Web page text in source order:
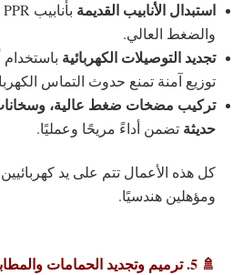
استبدال الأنابيب القديمة
والضغط العالي.
تجديد التوصيلات الكهربائية
توزيع آمنة تمنع حدوث التماس
تركيب مضخات ضغط عالية،
حديثة تضمن أداءً مريحًا وعمليًا.
كل هذه الأعمال تتم على يد
ومؤهلين هندسيًا.
🚿 5. ترميم وتجديد الحمامات والمطابخ